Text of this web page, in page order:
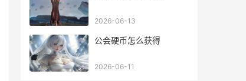
2026-06-13
公会硬币怎么获得
2026-06-11